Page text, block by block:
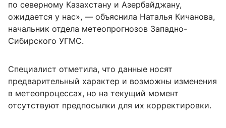
по северному Казахстану и Азербайджану,
ожидается у нас», — объяснила Наталья Кичанова,
начальник отдела метеопрогнозов Западно-
Сибирского УГМС.
Специалист отметила, что данные носят
предварительный характер и возможны изменения
в метеопроцессах, но на текущий момент
отсутствуют предпосылки для их корректировки.